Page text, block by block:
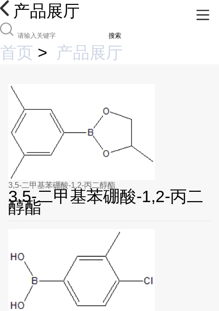
产品展厅
搜索
首页 > 产品展厅
3,5-二甲基苯硼酸-1,2-丙二醇酯
3,5-二甲基苯硼酸-1,2-丙二
醇酯